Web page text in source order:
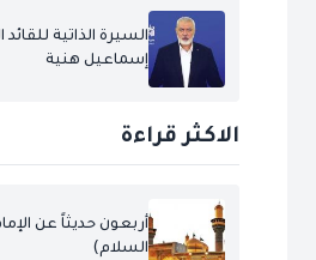
السيرة الذاتية
إسماعيل هنية
الاكثر قراءة
أربعون حديثاً عن
السلام)